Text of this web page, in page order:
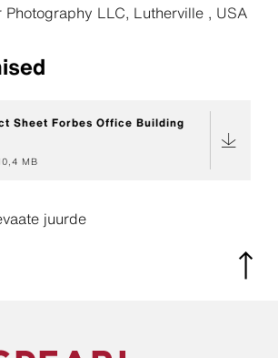
LLC, Lutherville , USA
Sheet Forbes Office Building
MB
juurde